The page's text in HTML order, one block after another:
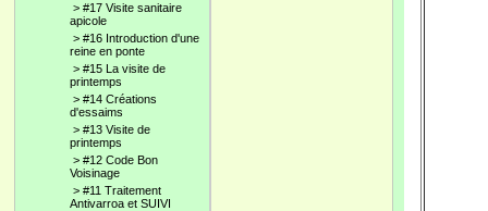
> #17 Visite sanitaire
apicole
> #16 Introduction d'une
reine en ponte
> #15 La visite de
printemps
> #14 Créations
d'essaims
> #13 Visite de
printemps
> #12 Code Bon
Voisinage
> #11 Traitement
Antivarroa et SUIVI